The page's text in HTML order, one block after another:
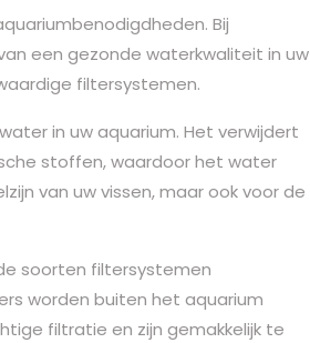
Bij
een gezonde waterkwaliteit in uw
filtersystemen.
in uw aquarium. Het verwijdert
stoffen, waardoor het water
van uw vissen, maar ook voor de
soorten filtersystemen
worden buiten het aquarium
filtratie en zijn gemakkelijk te